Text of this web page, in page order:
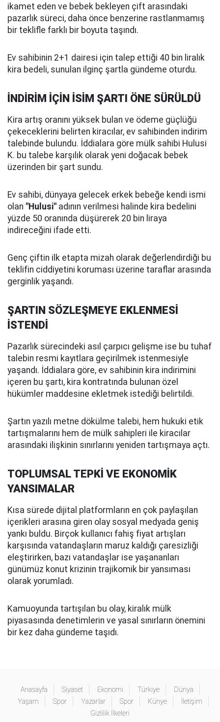
ikamet eden ve bebek bekleyen çift arasındaki
pazarlık süreci, daha önce benzerine rastlanmamış
bir teklifle farklı bir boyuta taşındı.
Ev sahibinin 2+1 dairesi için talep ettiği 40 bin liralık
kira bedeli, sunulan ilginç şartla gündeme oturdu.
İNDİRİM İÇİN İSİM ŞARTI ÖNE SÜRÜLDÜ
Kira artış oranını yüksek bulan ve ödeme güçlüğü
çekeceklerini belirten kiracılar, ev sahibinden indirim
talebinde bulundu. İddialara göre mülk sahibi Hulusi
K. bu talebe karşılık olarak yeni doğacak bebek
üzerinden bir şart sundu.
Ev sahibi, dünyaya gelecek erkek bebeğe kendi ismi
olan "Hulusi" adının verilmesi halinde kira bedelini
yüzde 50 oranında düşürerek 20 bin liraya
indireceğini ifade etti.
Genç çiftin ilk etapta mizah olarak değerlendirdiği bu
teklifin ciddiyetini koruması üzerine taraflar arasında
gerginlik yaşandı.
ŞARTIN SÖZLEŞMEYE EKLENMESİ
İSTENDİ
Pazarlık sürecindeki asıl çarpıcı gelişme ise bu tuhaf
talebin resmi kayıtlara geçirilmek istenmesiyle
yaşandı. İddialara göre, ev sahibinin kira indirimini
içeren bu şartı, kira kontratında bulunan özel
hükümler maddesine ekletmek istediği belirtildi.
Şartın yazılı metne dökülme talebi, hem hukuki etik
tartışmalarını hem de mülk sahipleri ile kiracılar
arasındaki ilişkinin sınırlarını yeniden tartışmaya açtı.
TOPLUMSAL TEPKİ VE EKONOMİK
YANSIMALAR
Kısa sürede dijital platformların en çok paylaşılan
içerikleri arasına giren olay sosyal medyada geniş
yankı buldu. Birçok kullanıcı fahiş fiyat artışları
karşısında vatandaşların maruz kaldığı çaresizliği
eleştirirken, bazı vatandaşlar ise yaşananları
günümüz konut krizinin trajikomik bir yansıması
olarak yorumladı.
Kamuoyunda tartışılan bu olay, kiralık mülk
piyasasında denetimlerin ve yasal sınırların önemini
bir kez daha gündeme taşıdı.
Anasayfa Siyaset Ekonomi Türkiye
Dünya
Yaşam
Spor Yazarlar Spor Künye
İletişim
Gizlilik İlkeleri